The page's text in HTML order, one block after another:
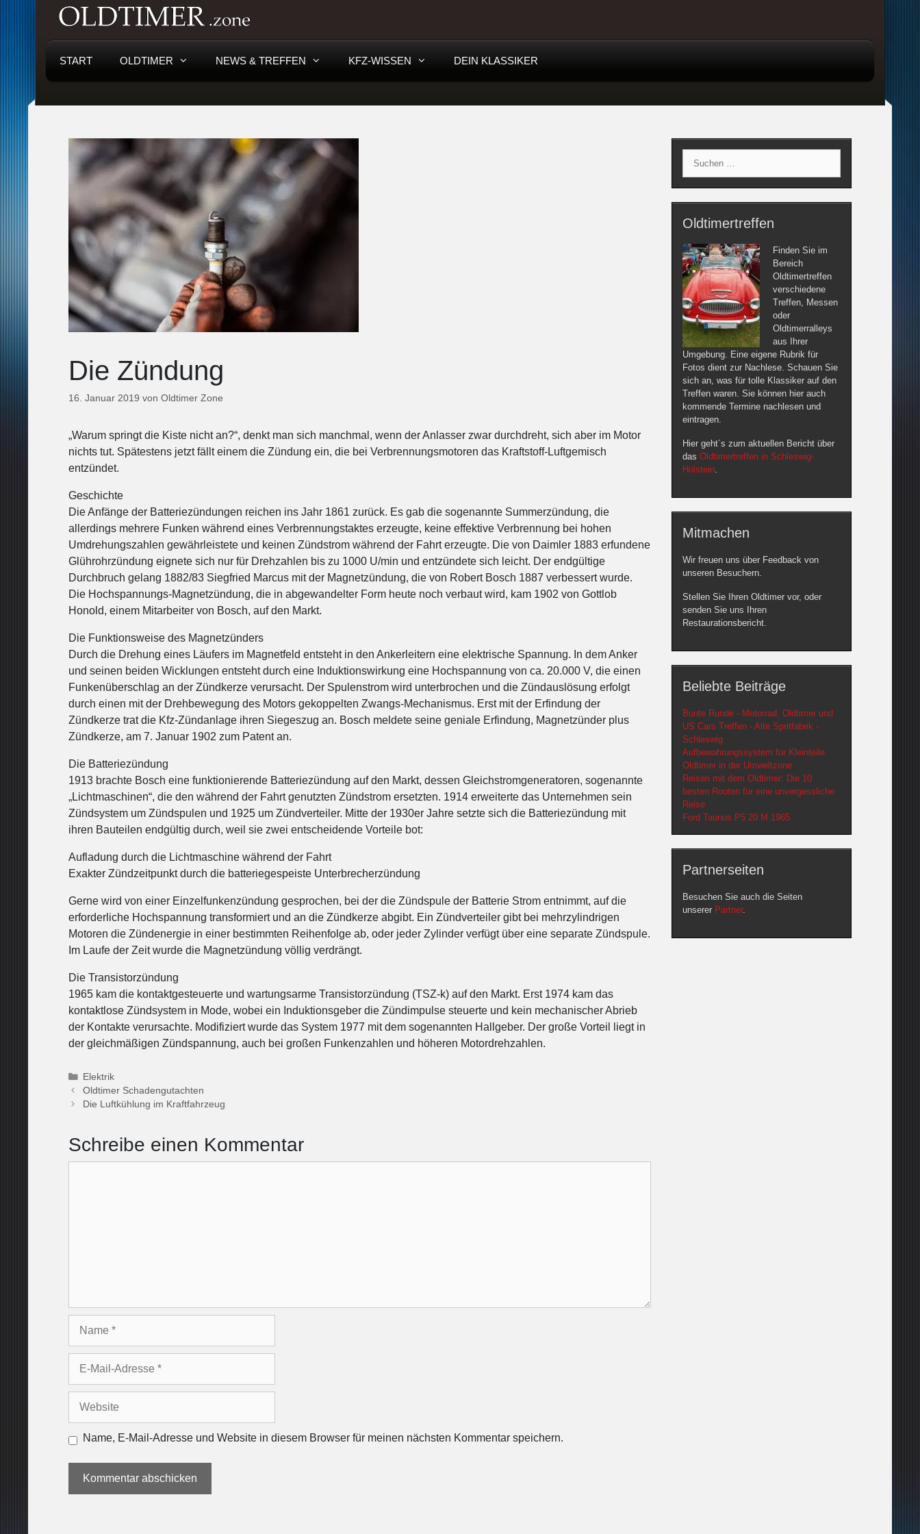
START OLDTIMER NEWS & TREFFEN KFZ-WISSEN DEIN KLASSIKER
Die Zündung
16. Januar 2019 von Oldtimer Zone
„Warum springt die Kiste nicht an?“, denkt man sich manchmal, wenn der Anlasser zwar durchdreht, sich aber im Motor
nichts tut. Spätestens jetzt fällt einem die Zündung ein, die bei Verbrennungsmotoren das Kraftstoff-Luftgemisch
entzündet.
Geschichte
Die Anfänge der Batteriezündungen reichen ins Jahr 1861 zurück. Es gab die sogenannte Summerzündung, die
allerdings mehrere Funken während eines Verbrennungstaktes erzeugte, keine effektive Verbrennung bei hohen
Umdrehungszahlen gewährleistete und keinen Zündstrom während der Fahrt erzeugte. Die von Daimler 1883 erfundene
Glührohrzündung eignete sich nur für Drehzahlen bis zu 1000 U/min und entzündete sich leicht. Der endgültige
Durchbruch gelang 1882/83 Siegfried Marcus mit der Magnetzündung, die von Robert Bosch 1887 verbessert wurde.
Die Hochspannungs-Magnetzündung, die in abgewandelter Form heute noch verbaut wird, kam 1902 von Gottlob
Honold, einem Mitarbeiter von Bosch, auf den Markt.
Die Funktionsweise des Magnetzünders
Durch die Drehung eines Läufers im Magnetfeld entsteht in den Ankerleitern eine elektrische Spannung. In dem Anker
und seinen beiden Wicklungen entsteht durch eine Induktionswirkung eine Hochspannung von ca. 20.000 V, die einen
Funkenüberschlag an der Zündkerze verursacht. Der Spulenstrom wird unterbrochen und die Zündauslösung erfolgt
durch einen mit der Drehbewegung des Motors gekoppelten Zwangs-Mechanismus. Erst mit der Erfindung der
Zündkerze trat die Kfz-Zündanlage ihren Siegeszug an. Bosch meldete seine geniale Erfindung, Magnetzünder plus
Zündkerze, am 7. Januar 1902 zum Patent an.
Die Batteriezündung
1913 brachte Bosch eine funktionierende Batteriezündung auf den Markt, dessen Gleichstromgeneratoren, sogenannte
„Lichtmaschinen“, die den während der Fahrt genutzten Zündstrom ersetzten. 1914 erweiterte das Unternehmen sein
Zündsystem um Zündspulen und 1925 um Zündverteiler. Mitte der 1930er Jahre setzte sich die Batteriezündung mit
ihren Bauteilen endgültig durch, weil sie zwei entscheidende Vorteile bot:
Aufladung durch die Lichtmaschine während der Fahrt
Exakter Zündzeitpunkt durch die batteriegespeiste Unterbrecherzündung
Gerne wird von einer Einzelfunkenzündung gesprochen, bei der die Zündspule der Batterie Strom entnimmt, auf die
erforderliche Hochspannung transformiert und an die Zündkerze abgibt. Ein Zündverteiler gibt bei mehrzylindrigen
Motoren die Zündenergie in einer bestimmten Reihenfolge ab, oder jeder Zylinder verfügt über eine separate Zündspule.
Im Laufe der Zeit wurde die Magnetzündung völlig verdrängt.
Die Transistorzündung
1965 kam die kontaktgesteuerte und wartungsarme Transistorzündung (TSZ-k) auf den Markt. Erst 1974 kam das
kontaktlose Zündsystem in Mode, wobei ein Induktionsgeber die Zündimpulse steuerte und kein mechanischer Abrieb
der Kontakte verursachte. Modifiziert wurde das System 1977 mit dem sogenannten Hallgeber. Der große Vorteil liegt in
der gleichmäßigen Zündspannung, auch bei großen Funkenzahlen und höheren Motordrehzahlen.
Kategorien
Elektrik
Oldtimer Schadengutachten
Die Luftkühlung im Kraftfahrzeug
Schreibe einen Kommentar
Adresse
Name, E-Mail-Adresse und Website in diesem Browser für meinen nächsten Kommentar speichern.
nach:
Oldtimertreffen
Finden Sie im
Bereich
Oldtimertreffen
verschiedene
Treffen, Messen
oder
Oldtimerralleys
aus Ihrer
Umgebung. Eine eigene Rubrik für
Fotos dient zur Nachlese. Schauen Sie
sich an, was für tolle Klassiker auf den
Treffen waren. Sie können hier auch
kommende Termine nachlesen und
eintragen.
Hier geht´s zum aktuellen Bericht über
das Oldtimertreffen in Schleswig-
Holstein.
Mitmachen
Wir freuen uns über Feedback von
unseren Besuchern.
Stellen Sie Ihren Oldtimer vor, oder
senden Sie uns Ihren
Restaurationsbericht.
Beliebte Beiträge
Bunte Runde - Motorrad, Oldtimer und
US Cars Treffen - Alte Spritfabrik -
Schleswig
Aufbewahrungssystem für Kleinteile
Oldtimer in der Umweltzone
Reisen mit dem Oldtimer: Die 10
besten Routen für eine unvergessliche
Reise
Ford Taunus P5 20 M 1965
Partnerseiten
Besuchen Sie auch die Seiten
unserer Partner.